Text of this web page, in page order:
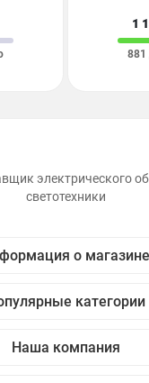
1
881
электрического
светотехники
о магазине
категории
Наша компания